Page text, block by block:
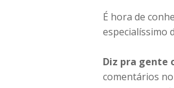
É hora de
especialíssimo
Diz pra gente
comentários